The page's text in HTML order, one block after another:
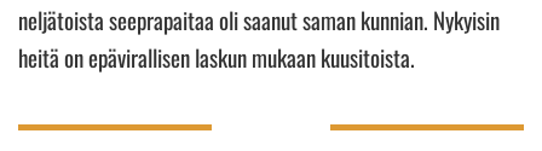
neljätoista seeprapaitaa oli saanut saman kunnian. Nykyisin
heitä on epävirallisen laskun mukaan kuusitoista.